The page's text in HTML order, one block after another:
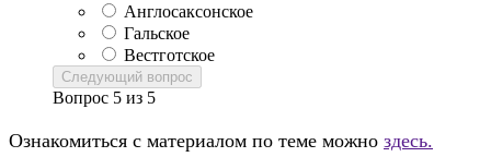
Англосаксонское
Гальское
Вестготское
Следующий вопрос
Вопрос 5 из 5
Ознакомиться с материалом по теме можно здесь.